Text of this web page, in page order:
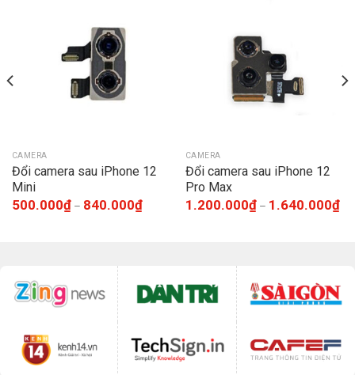
CAMERA
Đổi camera sau iPhone 12
Mini
500.000₫– 840.000₫
CAMERA
Đổi camera sau iPhone 12
Pro Max
1.200.000₫– 1.640.000₫